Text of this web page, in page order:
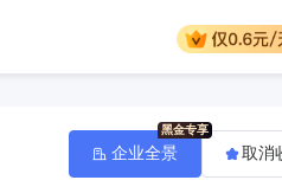
企业全景 取消